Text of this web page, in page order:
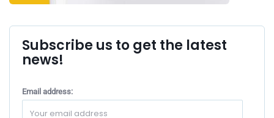
Subscribe us to get the latest
news!
Email address: